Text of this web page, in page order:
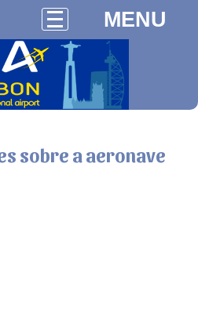
MENU
sobre a aeronave